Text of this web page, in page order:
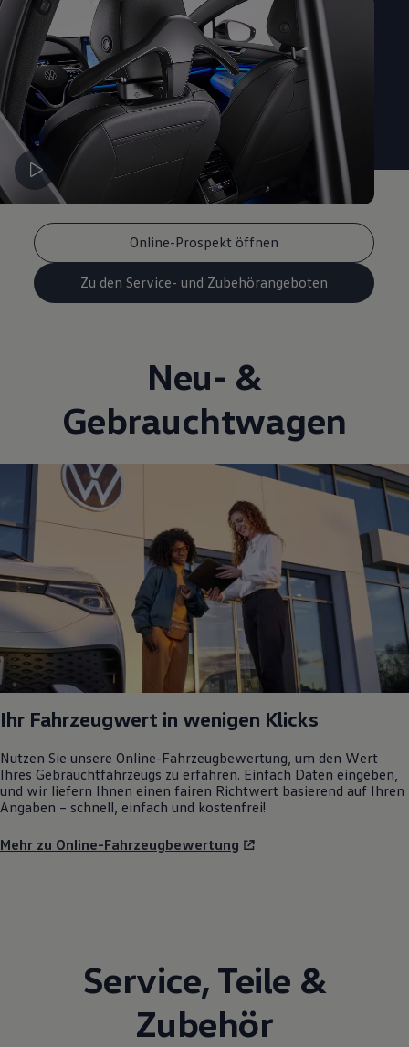
Online-Prospekt öffnen
Zu den Service- und Zubehörangeboten
Neu- &
Gebrauchtwagen
Ihr Fahrzeugwert in wenigen Klicks
Nutzen Sie unsere Online-Fahrzeugbewertung, um den Wert
Ihres Gebrauchtfahrzeugs zu erfahren. Einfach Daten eingeben,
und wir liefern Ihnen einen fairen Richtwert basierend auf Ihren
Angaben – schnell, einfach und kostenfrei!
Mehr zu Online-Fahrzeugbewertung
Service, Teile &
Zubehör